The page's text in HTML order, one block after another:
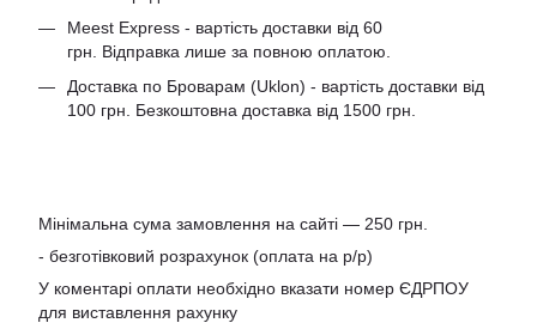
Meest Express - вартість доставки від 60
грн. Відправка лише за повною оплатою.
Доставка по Броварам (Uklon) - вартість доставки від
100 грн. Безкоштовна доставка від 1500 грн.
Мінімальна сума замовлення на сайті — 250 грн.
- безготівковий розрахунок (оплата на р/р)
У коментарі оплати необхідно вказати номер ЄДРПОУ
для виставлення рахунку